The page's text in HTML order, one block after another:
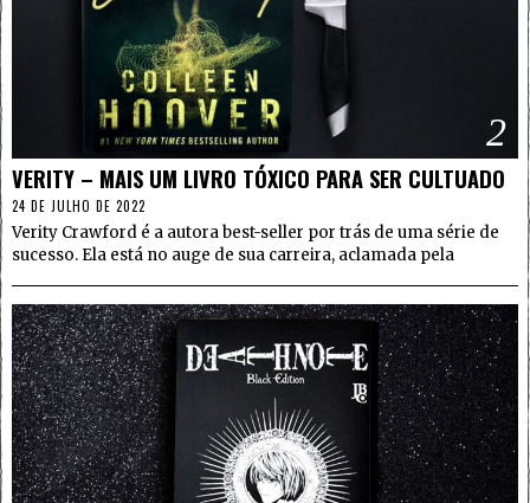
2
VERITY – MAIS UM LIVRO TÓXICO PARA SER CULTUADO
24 DE JULHO DE 2022
Verity Crawford é a autora best-seller por trás de uma série de
sucesso. Ela está no auge de sua carreira, aclamada pela